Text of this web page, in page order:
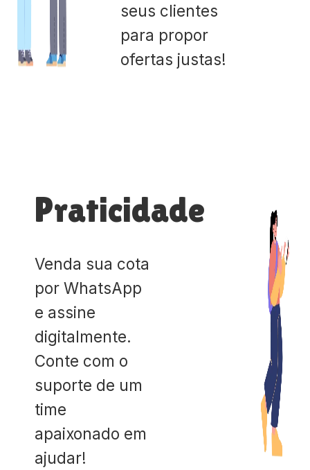
seus clientes
para propor
ofertas justas!
Praticidade
Venda sua cota
por WhatsApp
e assine
digitalmente.
Conte com o
suporte de um
time
apaixonado em
ajudar!